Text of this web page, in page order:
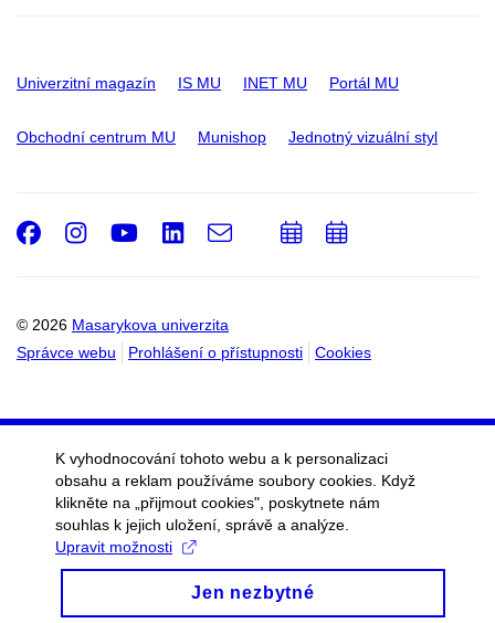
Univerzitní magazín IS MU INET MU Portál MU
Obchodní centrum MU Munishop Jednotný vizuální styl
© 2026 Masarykova univerzita
Správce webu
Prohlášení o přístupnosti Cookies
Facebook
Instagram
Youtube
LinkedIn
e-
PřidatPřidat
K vyhodnocování tohoto webu a k personalizaci
obsahu a reklam používáme soubory cookies. Když
klikněte na „přijmout cookies", poskytnete nám
souhlas k jejich uložení, správě a analýze.
Upravit možnosti
Jen nezbytné